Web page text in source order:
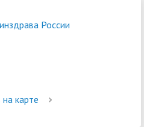
России
карте